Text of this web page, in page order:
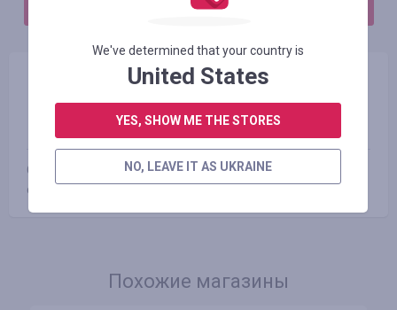
АВТОРИЗИРУЙТЕСЬ, ЧТОБЫ ОСТАВИТЬ ОТЗЫВ
#605945
12.01.2022 01:41
Оценка:
Отличный магазин и быстрый кешбек, до 20ти дней. Все
супер!
Похожие магазины
We've determined that your country is
United States
YES, SHOW ME THE STORES
NO, LEAVE IT AS UKRAINE